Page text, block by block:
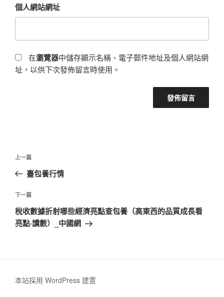
個人網站網址
在瀏覽器中儲存顯示名稱、電子郵件地址及個人網站網
址，以供下次發佈留言時使用。
文
導
覽
上
一
文
章
上一篇
臺包養行情
下
一
篇
下一篇
稅收數據折射哪些經濟亮點查包養（高東西的品質成長看
亮點·讀數）_中國網
本站採用 WordPress 建置